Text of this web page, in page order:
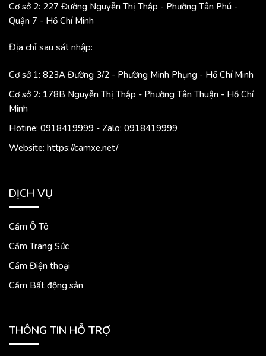
Cơ sở 2: 227 Đường Nguyễn Thị Thập - Phường Tân Phú -
Quận 7 - Hồ Chí Minh
Địa chỉ sau sát nhập:
Cơ sở 1: 823A Đường 3/2 - Phường Minh Phụng - Hồ Chí Minh
Cơ sở 2: 178B Nguyễn Thị Thập - Phường Tân Thuận - Hồ Chí
Minh
Hotine: 0918419999 - Zalo: 0918419999
Website: https://camxe.net/
DỊCH VỤ
Cầm Ô Tô
Cầm Trang Sức
Cầm Điện thoại
Cầm Bất động sản
THÔNG TIN HỖ TRỢ